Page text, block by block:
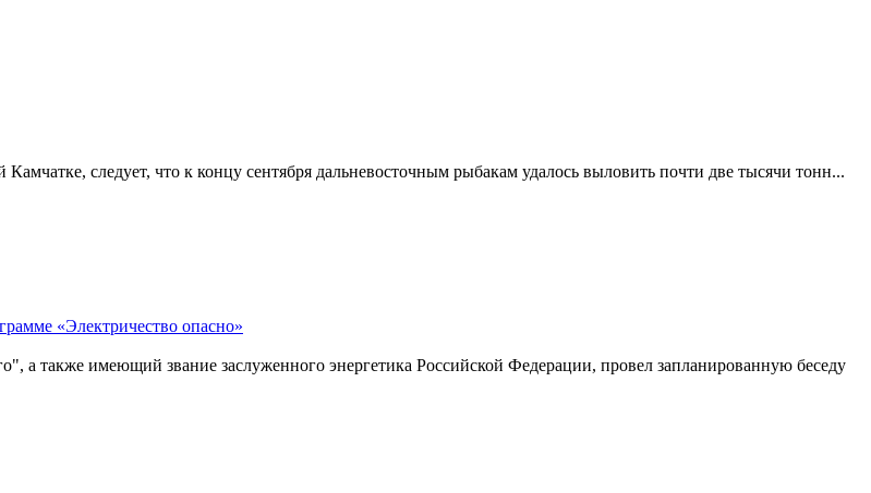
следует, что к концу сентября дальневосточным рыбакам удалось выловить почти две тысячи тонн...
«Электричество опасно»
а также имеющий звание заслуженного энергетика Российской Федерации, провел запланированную беседу